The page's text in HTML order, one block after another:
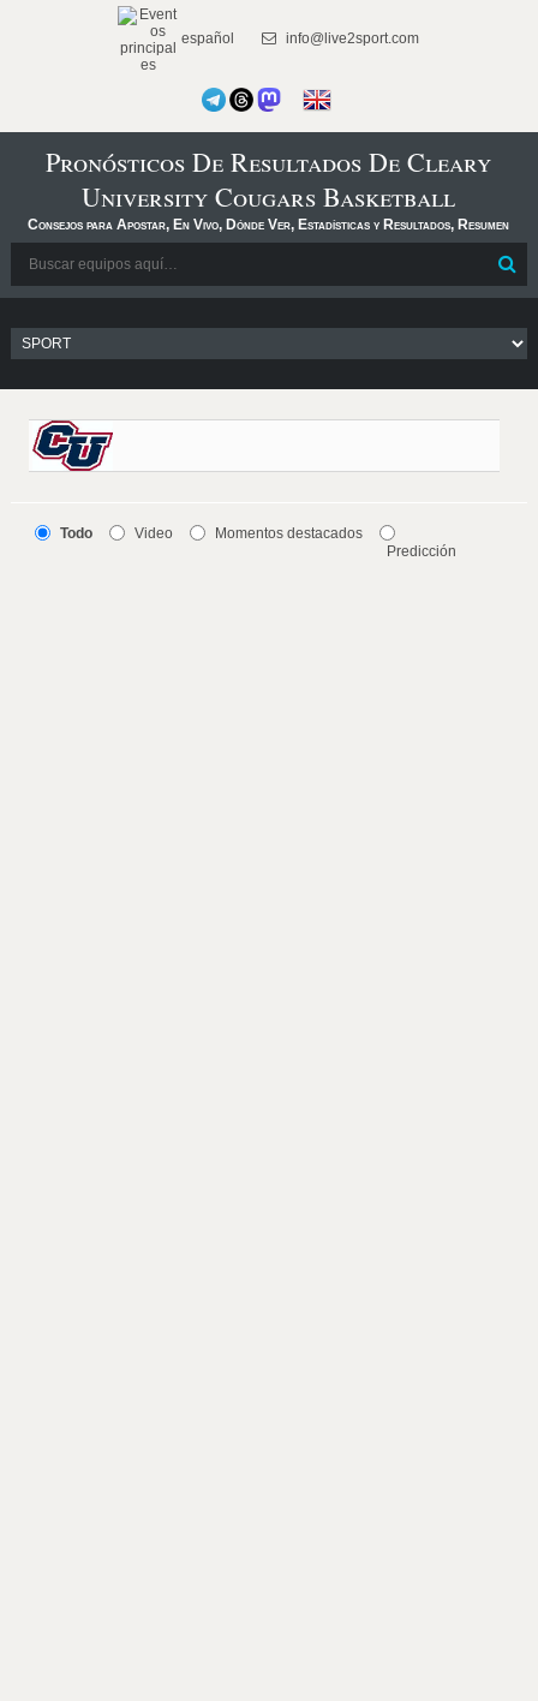
español info@live2sport.com
Pronósticos De Resultados De Cleary
University Cougars Basketball
Consejos para Apostar, En Vivo, Dónde Ver, Estadísticas y Resultados, Resumen
Todo Video
Momentos destacados
Predicción